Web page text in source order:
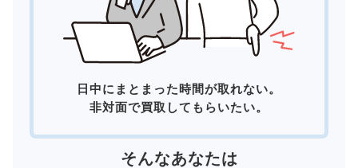
日中にまとまった時間が取れない。
非対面で買取してもらいたい。
そんなあなたは